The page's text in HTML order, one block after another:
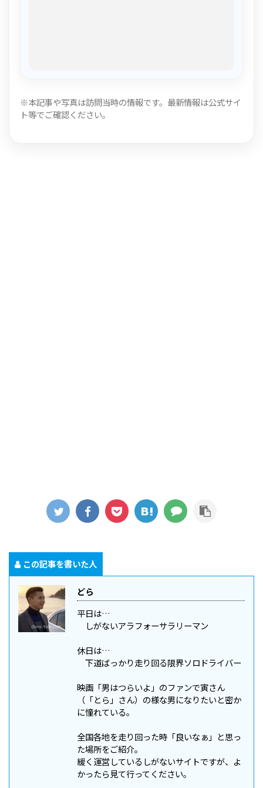
※本記事や写真は訪問当時の情報です。最新情報は公式サイ
ト等でご確認ください。
この記事を書いた人
どら
平日は…
しがないアラフォーサラリーマン
休日は…
下道ばっかり走り回る限界ソロドライバー
映画「男はつらいよ」のファンで寅さん
（「とら」さん）の様な男になりたいと密か
に憧れている。
全国各地を走り回った時「良いなぁ」と思っ
た場所をご紹介。
緩く運営しているしがないサイトですが、よ
かったら見て行ってください。